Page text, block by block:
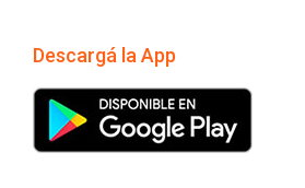
Descargá la App